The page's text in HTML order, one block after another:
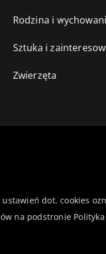
Rodzina i
Sztuka i
Zwierzęta
dot. cookies
na podstronie